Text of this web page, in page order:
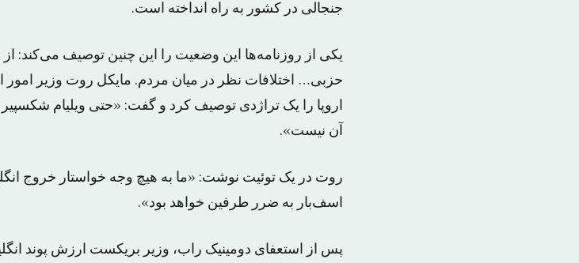
جنجالی در کشور به راه انداخته است.
یکی از روزنامه‌ها این وضعیت را این چنین توصیف می‌کند:
حزبی… اختلافات‌ نظر در میان مردم. مایکل روت وزیر امور
اروپا را یک تراژدی توصیف کرد و گفت: «حتی ویلیام
آن نیست».
روت در یک توئیت نوشت: «ما به هیچ وجه خواستار خروج
اسف‌بار به ضرر طرفین خواهد بود».
پس از استعفای دومینیک راب، وزیر بریکست ارزش پوند